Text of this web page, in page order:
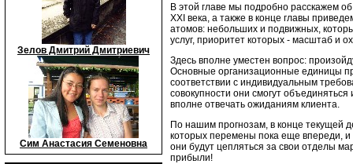
Зелов Дмитрий Дмитриевич
Сим Анастасия Семеновна
В этой главе мы подробно расскажем
XXI века, а также в конце гла­вы
атомов: небольших и подвижных,
услуг, при­оритет которых - масштаб и
Здесь вполне уместен вопрос:
Основные организационные едини­цы
соответствии с индивидуальным
совокупности они смогут
вполне отвечать ожиданиям клиента.
По нашим прогнозам, в конце текущей
которых перемены пока еще впереди, и
они будут цепляться за свои отделы
прибыли!